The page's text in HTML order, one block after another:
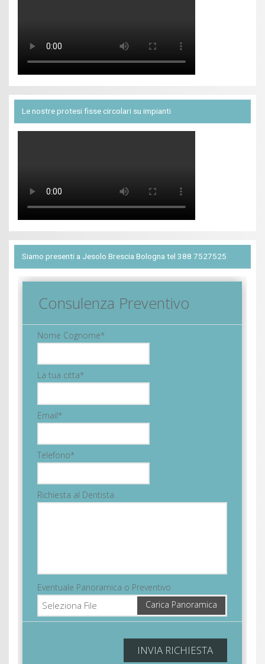
Le nostre protesi fisse circolari su impianti
Siamo presenti a Jesolo Brescia Bologna tel 388 7527525